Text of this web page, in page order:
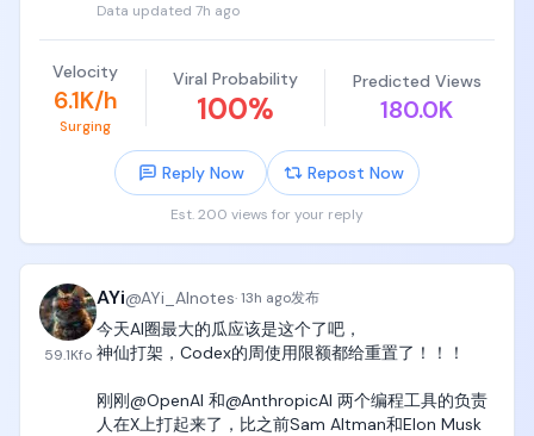
Data updated 7h ago
Velocity
6.1K/h
Surging
Viral Probability
100%
Predicted Views
180.0K
Reply Now Repost Now
Est. 200 views for your reply
59.1Kfo
AYi@AYi_AInotes·13h ago发布
今天AI圈最大的瓜应该是这个了吧，
神仙打架，Codex的周使用限额都给重置了！！！
刚刚@OpenAI 和@AnthropicAI 两个编程工具的负责
人在X上打起来了，比之前Sam Altman和Elon Musk